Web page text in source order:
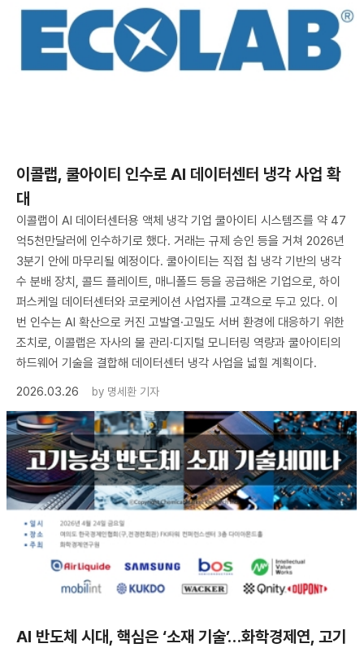
이콜랩, 쿨아이티 인수로 AI 데이터센터 냉각 사업 확
대
이콜랩이 AI 데이터센터용 액체 냉각 기업 쿨아이티 시스템즈를 약 47
억5천만달러에 인수하기로 했다. 거래는 규제 승인 등을 거쳐 2026년
3분기 안에 마무리될 예정이다. 쿨아이티는 직접 칩 냉각 기반의 냉각
수 분배 장치, 콜드 플레이트, 매니폴드 등을 공급해온 기업으로, 하이
퍼스케일 데이터센터와 코로케이션 사업자를 고객으로 두고 있다. 이
번 인수는 AI 확산으로 커진 고발열·고밀도 서버 환경에 대응하기 위한
조치로, 이콜랩은 자사의 물 관리·디지털 모니터링 역량과 쿨아이티의
하드웨어 기술을 결합해 데이터센터 냉각 사업을 넓힐 계획이다.
2026.03.26
by 명세환 기자
AI 반도체 시대, 핵심은 ‘소재 기술’…화학경제연, 고기